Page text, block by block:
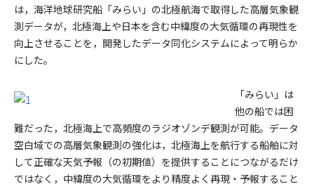
は，海洋地球研究船「みらい」の北極航海で取得した高層気象観
測データが，北極海上や日本を含む中緯度の大気循環の再現性を
向上させることを，開発したデータ同化システムによって明らか
にした。
「みらい」は
他の船では困
難だった，北極海上で高頻度のラジオゾンデ観測が可能。データ
空白域での高層気象観測の強化は，北極海上を航行する船舶に対
して正確な天気予報（の初期値）を提供することにつながるだけ
ではなく，中緯度の大気循環をより精度よく再現・予報すること